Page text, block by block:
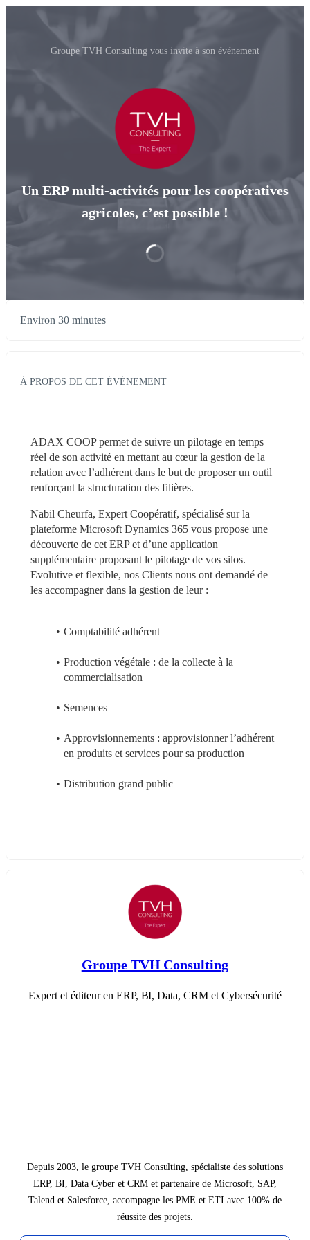
Groupe TVH Consulting vous invite à son événement
Un ERP multi-activités pour les coopératives
agricoles, c’est possible !
Environ 30 minutes
À PROPOS DE CET ÉVÉNEMENT
ADAX COOP permet de suivre un pilotage en temps
réel de son activité en mettant au cœur la gestion de la
relation avec l’adhérent dans le but de proposer un outil
renforçant la structuration des filières.
Nabil Cheurfa, Expert Coopératif, spécialisé sur la
plateforme Microsoft Dynamics 365 vous propose une
découverte de cet ERP et d’une application
supplémentaire proposant le pilotage de vos silos.
Evolutive et flexible, nos Clients nous ont demandé de
les accompagner dans la gestion de leur :
Comptabilité adhérent
Production végétale : de la collecte à la
commercialisation
Semences
Approvisionnements : approvisionner l’adhérent
en produits et services pour sa production
Distribution grand public
Groupe TVH Consulting
Expert et éditeur en ERP, BI, Data, CRM et Cybersécurité
Depuis 2003, le groupe TVH Consulting, spécialiste des solutions
ERP, BI, Data Cyber et CRM et partenaire de Microsoft, SAP,
Talend et Salesforce, accompagne les PME et ETI avec 100% de
réussite des projets.